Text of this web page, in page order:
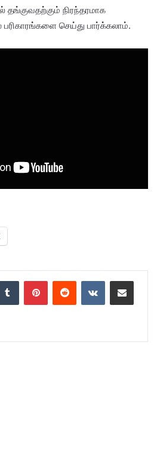
தங்குவதற்கும் நிரந்தரமாக
செய்து பார்க்கலாம்.
Tumblr PinterestReddit VKontakteShare via Email